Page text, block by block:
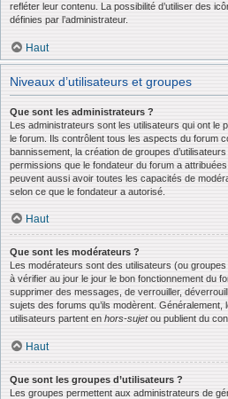
refléter leur contenu. La possibilité d’utiliser des
définies par l’administrateur.
Haut
Niveaux d’utilisateurs et groupes
Que sont les administrateurs ?
Les administrateurs sont les utilisateurs qui ont le
le forum. Ils contrôlent tous les aspects du forum
bannissement, la création de groupes
permissions que le fondateur du forum a
peuvent aussi avoir toutes les capacités de
selon ce que le fondateur a autorisé.
Haut
Que sont les modérateurs ?
Les modérateurs sont des utilisateurs (ou
à vérifier au jour le jour le bon fonctionnement du
supprimer des messages, de verrouiller,
sujets des forums qu’ils modèrent.
utilisateurs partent en hors-sujetou publient du
Haut
Que sont les groupes d’utilisateurs ?
Les groupes permettent aux administrateurs de